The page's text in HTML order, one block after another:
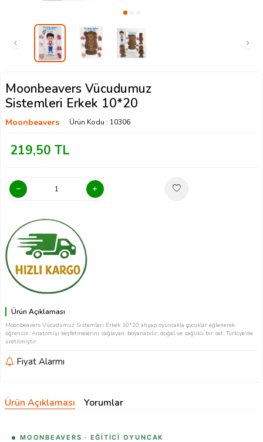
Moonbeavers Vücudumuz
Sistemleri Erkek 10*20
Moonbeavers Ürün Kodu : 10306
219,50 TL
Ürün Açıklaması
Moonbeavers Vücudumuz Sistemleri Erkek 10*20 ahşap oyuncakla çocuklar eğlenerek
öğrensin. Anatomiyi keşfetmelerini sağlayan, boyanabilir, doğal ve sağlıklı bir set. Türkiye'de
üretilmiştir.
Fiyat Alarmı
Ürün Açıklaması Yorumlar
MOONBEAVERS · EĞITICI OYUNCAK